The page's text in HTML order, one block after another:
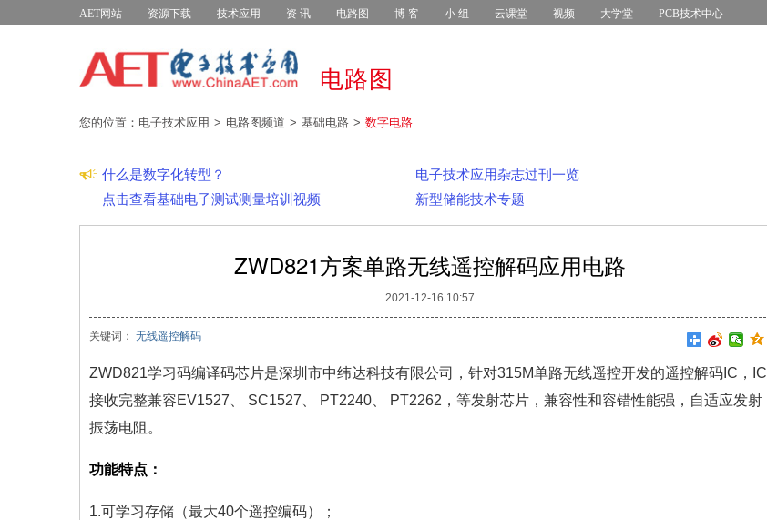
AET网站 资源下载 技术应用 资 讯 电路图 博 客 小 组 云课堂 视频 大学堂 PCB技术中心
电路图
您的位置：电子技术应用 电路图频道 基础电路 数字电路
什么是数字化转型？
电子技术应用杂志过刊一览
点击查看基础电子测试测量培训视频
新型储能技术专题
ZWD821方案单路无线遥控解码应用电路
2021-12-16 10:57
关键词： 无线遥控解码
ZWD821学习码编译码芯片是深圳市中纬达科技有限公司，针对315M单路无线遥控开发的遥控解码IC，IC
接收完整兼容EV1527、 SC1527、 PT2240、 PT2262，等发射芯片，兼容性和容错性能强，自适应发射
振荡电阻。
功能特点：
1.可学习存储（最大40个遥控编码）；